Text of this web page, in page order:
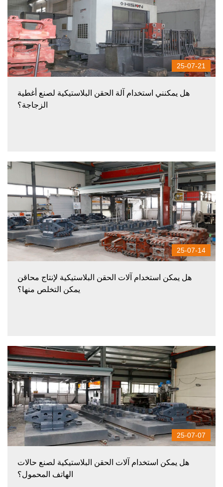
25-07-21
هل يمكنني استخدام آلة الحقن البلاستيكية لصنع أغطية
الزجاجة؟
25-07-14
هل يمكن استخدام آلات الحقن البلاستيكية لإنتاج محاقن
يمكن التخلص منها؟
25-07-07
هل يمكن استخدام آلات الحقن البلاستيكية لصنع حالات
الهاتف المحمول؟